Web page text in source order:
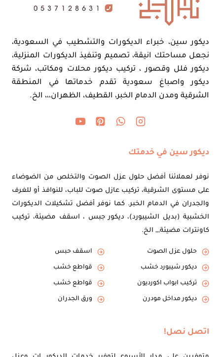
ديكور سين، خبراء الديكورات والتشطيب في السعودية،
نجعل مساحتك انيقة، تصميم وتنفيذ الديكورات المنزلية،
ديكور فلل وقصور ، تركيب ديكور محلات ومكاتب، شركة
ديكور واصباغ سعودية تقدم خدماتها في المنطقة
الشرقية ومدن الدمام الخبر، القطيف، الظهران،،، الخ.
ديكور سين في خدمتك
نوفر لعملائنا أفضل حلول عزل الصوت والتخلص من الضوضاء
على مستوى الشرقية، تركيب عازل صوت للباب، للنوافذ أو للغرف
والجدران في الدمام الخبر. كما نوفر أفضل تشكيلات الديكورات
الخشبية (بديل الشيبورد)، ديكور جبس ، اسقف مضيئة، تركيب
كاونترات مضيئة,,, الخ.
حلول عزل الصوت اسقف حبس
ديكور شيبورد خشب قواطع خشب
تركيب ابواب اكورديون قواطع خشب
ديكور مداخل مودرن ورق الجدران
اتصل نصل!